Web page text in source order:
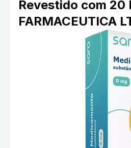
Revestido com 20
FARMACEUTICA